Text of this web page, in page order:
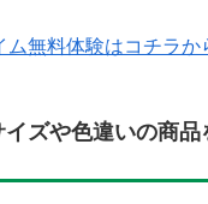
ム無料体験はコチラか
ズや色違いの商品